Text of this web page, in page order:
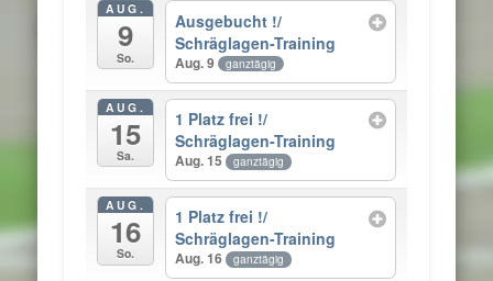
AUG.
9
So.
Ausgebucht !/
Schräglagen-Training
Aug. 9 ganztägig
AUG.
15
Sa.
1 Platz frei !/
Schräglagen-Training
Aug. 15 ganztägig
AUG.
16
So.
1 Platz frei !/
Schräglagen-Training
Aug. 16 ganztägig